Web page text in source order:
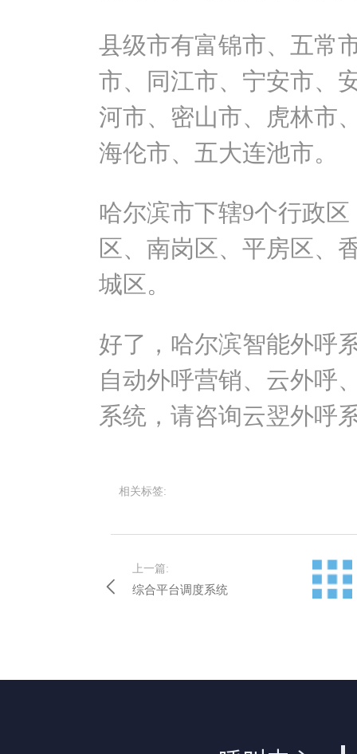
县级市有富锦市、五常
市、同江市、宁安市、
河市、密山市、虎林市
海伦市、五大连池市。
哈尔滨市下辖9个行政
区、南岗区、平房区、
城区。
好了，哈尔滨智能外呼
自动外呼营销、云外呼
系统，请咨询云翌外呼
相关标签:
上一篇:
综合平台调度系统